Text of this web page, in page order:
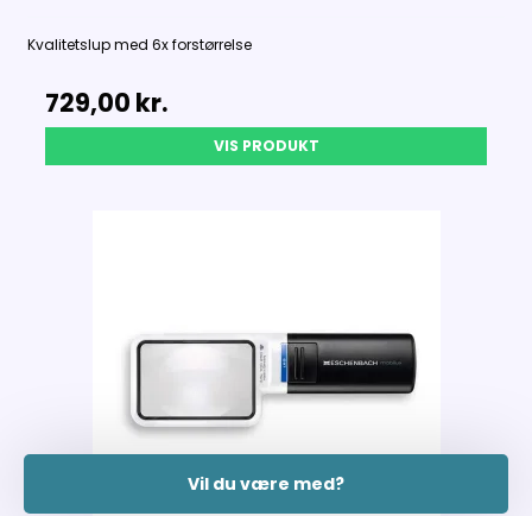
Kvalitetslup med 6x forstørrelse
729,00 kr.
VIS PRODUKT
Vil du være med?